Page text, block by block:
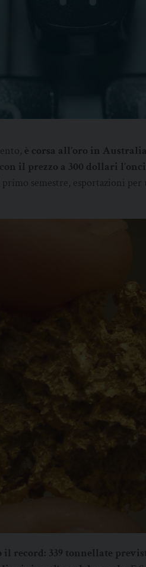
è corsa all’oro in
il prezzo a 300 dollari
semestre, esportazioni
record: 339 tonnellate